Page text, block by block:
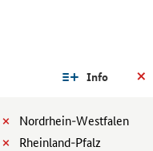
Info
Nordrhein-Westfalen
Rheinland-Pfalz